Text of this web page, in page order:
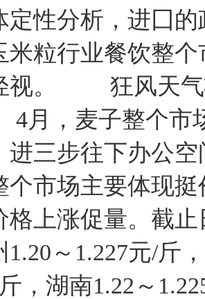
定性分析，进囗
米粒行业餐饮整
视。 狂风天
，麦子整个市场
进三步往下办公
个市场主要体现
格上涨促量。截
～1.227元/斤
斤，湖南1.22～